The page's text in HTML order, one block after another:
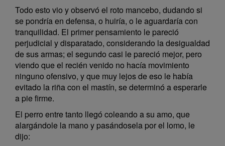
Todo esto vio y observó el roto mancebo, dudando si
se pondría en defensa, o huiría, o le aguardaría con
tranquilidad. El primer pensamiento le pareció
perjudicial y disparatado, considerando la desigualdad
de sus armas; el segundo casi le pareció mejor, pero
viendo que el recién venido no hacía movimiento
ninguno ofensivo, y que muy lejos de eso le había
evitado la riña con el mastín, se determinó a esperarle
a pie firme.
El perro entre tanto llegó coleando a su amo, que
alargándole la mano y pasándosela por el lomo, le
dijo: